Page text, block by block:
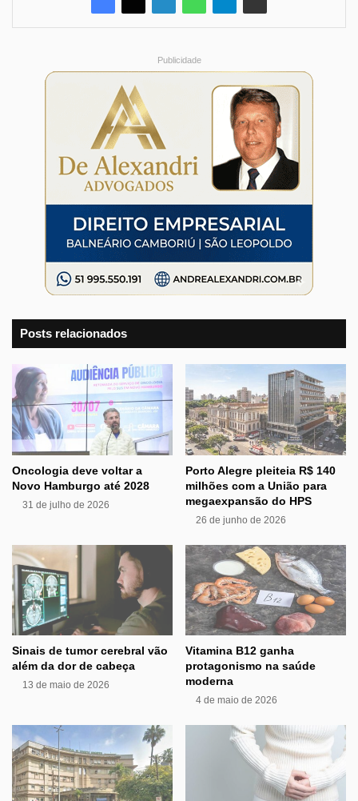
Publicidade
Posts relacionados
Oncologia deve voltar a
Novo Hamburgo até 2028
31 de julho de 2026
Porto Alegre pleiteia R$ 140
milhões com a União para
megaexpansão do HPS
26 de junho de 2026
Sinais de tumor cerebral vão
além da dor de cabeça
13 de maio de 2026
Vitamina B12 ganha
protagonismo na saúde
moderna
4 de maio de 2026